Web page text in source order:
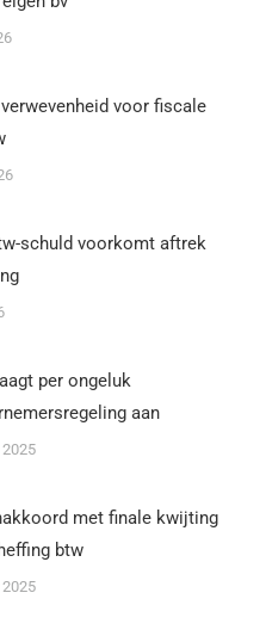
voor fiscale
schuld voorkomt aftrek
per ongeluk
aan
met finale kwijting
btw